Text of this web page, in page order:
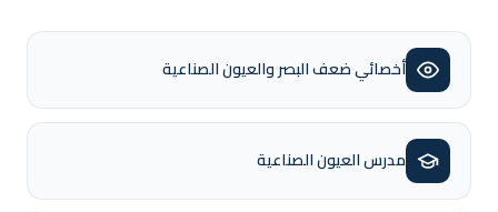
أخصائي ضعف البصر والعيون الصناعية
مدرس العيون الصناعية